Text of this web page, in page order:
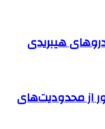
هیبریدی
از محدودیت‌های